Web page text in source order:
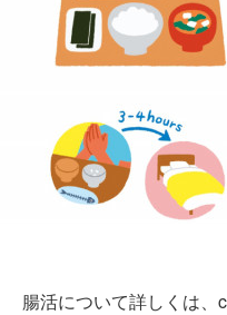
腸活について詳しくは、